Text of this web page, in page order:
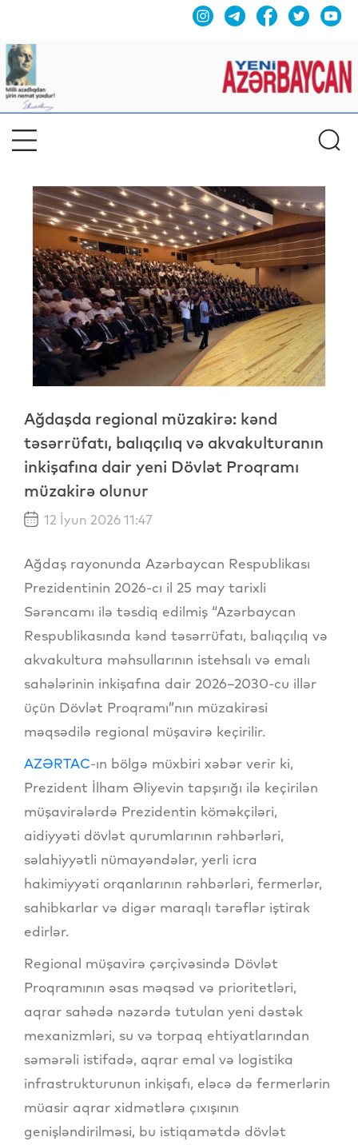
Ağdaşda regional müzakirə: kənd
təsərrüfatı, balıqçılıq və akvakulturanın
inkişafına dair yeni Dövlət Proqramı
müzakirə olunur
12 İyun 2026 11:47
Ağdaş rayonunda Azərbaycan Respublikası
Prezidentinin 2026-cı il 25 may tarixli
Sərəncamı ilə təsdiq edilmiş “Azərbaycan
Respublikasında kənd təsərrüfatı, balıqçılıq və
akvakultura məhsullarının istehsalı və emalı
sahələrinin inkişafına dair 2026–2030-cu illər
üçün Dövlət Proqramı”nın müzakirəsi
məqsədilə regional müşavirə keçirilir.
AZƏRTAC-ın bölgə müxbiri xəbər verir ki,
Prezident İlham Əliyevin tapşırığı ilə keçirilən
müşavirələrdə Prezidentin köməkçiləri,
aidiyyəti dövlət qurumlarının rəhbərləri,
səlahiyyətli nümayəndələr, yerli icra
hakimiyyəti orqanlarının rəhbərləri, fermerlər,
sahibkarlar və digər maraqlı tərəflər iştirak
edirlər.
Regional müşavirə çərçivəsində Dövlət
Proqramının əsas məqsəd və prioritetləri,
aqrar sahədə nəzərdə tutulan yeni dəstək
mexanizmləri, su və torpaq ehtiyatlarından
səmərəli istifadə, aqrar emal və logistika
infrastrukturunun inkişafı, eləcə də fermerlərin
müasir aqrar xidmətlərə çıxışının
genişləndirilməsi, bu istiqamətdə dövlət